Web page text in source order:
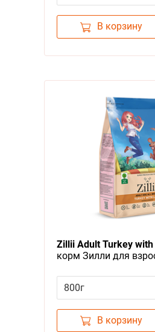
В корзину
Zillii Adult Turkey with
корм Зилли для
800г
В корзину